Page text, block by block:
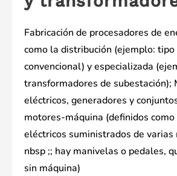
Fabricación de procesadores de
como la distribución (ejemplo: tipo
convencional) y especializada
transformadores de subestación);
eléctricos, generadores y
motores-máquina (definidos
eléctricos suministrados de varias
nbsp ;; hay manivelas o pedales,
sin máquina)